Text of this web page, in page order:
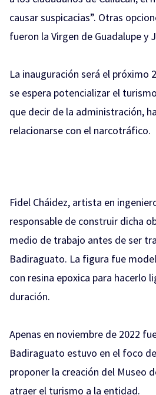
causar suspicacias”. Otras
fueron la Virgen de Guadalupe y
La inauguración será el próximo
se espera potencializar el
que decir de la administración,
relacionarse con el narcotráfico.
Fidel Cháidez, artista en
responsable de construir dicha
medio de trabajo antes de ser
Badiraguato. La figura fue
con resina epoxica para hacerlo
duración.
Apenas en noviembre de 2022
Badiraguato estuvo en el foco
proponer la creación del Museo
atraer el turismo a la entidad.